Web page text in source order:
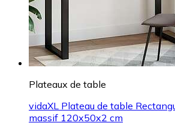
Plateaux de table
vidaXL Plateau de table
massif 120x50x2 cm